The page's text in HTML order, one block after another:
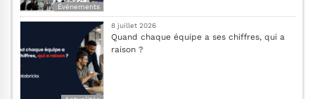
Événements
8 juillet 2026
Quand chaque équipe a ses chiffres, qui a
raison ?